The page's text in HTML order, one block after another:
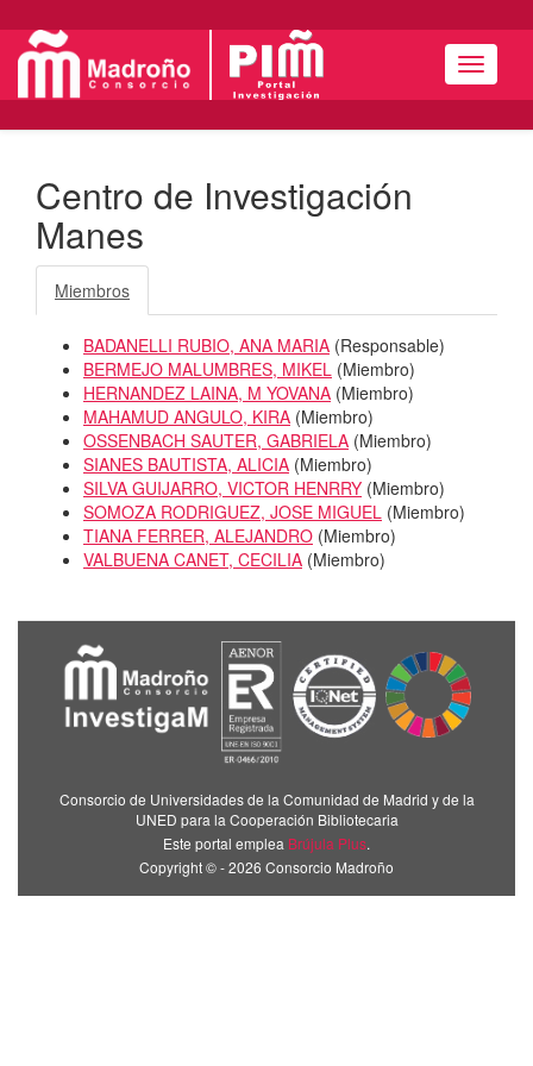
Menú
Centro de Investigación
Manes
Miembros
BADANELLI RUBIO, ANA MARIA (Responsable)
BERMEJO MALUMBRES, MIKEL (Miembro)
HERNANDEZ LAINA, M YOVANA (Miembro)
MAHAMUD ANGULO, KIRA (Miembro)
OSSENBACH SAUTER, GABRIELA (Miembro)
SIANES BAUTISTA, ALICIA (Miembro)
SILVA GUIJARRO, VICTOR HENRRY (Miembro)
SOMOZA RODRIGUEZ, JOSE MIGUEL (Miembro)
TIANA FERRER, ALEJANDRO (Miembro)
VALBUENA CANET, CECILIA (Miembro)
Consorcio de Universidades de la Comunidad de Madrid y de la
UNED para la Cooperación Bibliotecaria
Este portal emplea Brújula Plus.
Copyright © - 2026 Consorcio Madroño